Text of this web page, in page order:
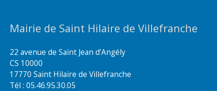
Mairie de Saint Hilaire de Villefranche
22 avenue de Saint Jean d’Angély
CS 10000
17770 Saint Hilaire de Villefranche
Tél : 05.46.95.30.05